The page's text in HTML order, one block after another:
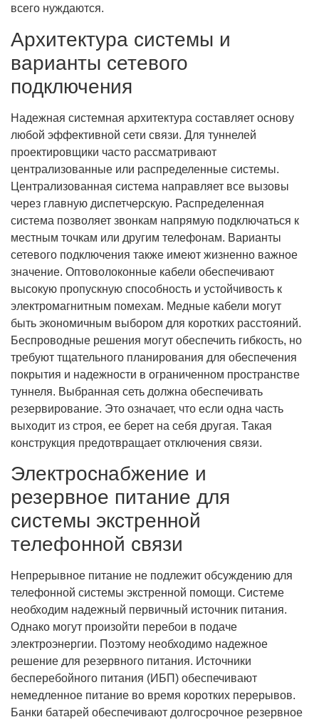
всего нуждаются.
Архитектура системы и
варианты сетевого
подключения
Надежная системная архитектура составляет основу
любой эффективной сети связи. Для туннелей
проектировщики часто рассматривают
централизованные или распределенные системы.
Централизованная система направляет все вызовы
через главную диспетчерскую. Распределенная
система позволяет звонкам напрямую подключаться к
местным точкам или другим телефонам. Варианты
сетевого подключения также имеют жизненно важное
значение. Оптоволоконные кабели обеспечивают
высокую пропускную способность и устойчивость к
электромагнитным помехам. Медные кабели могут
быть экономичным выбором для коротких расстояний.
Беспроводные решения могут обеспечить гибкость, но
требуют тщательного планирования для обеспечения
покрытия и надежности в ограниченном пространстве
туннеля. Выбранная сеть должна обеспечивать
резервирование. Это означает, что если одна часть
выходит из строя, ее берет на себя другая. Такая
конструкция предотвращает отключения связи.
Электроснабжение и
резервное питание для
системы экстренной
телефонной связи
Непрерывное питание не подлежит обсуждению для
телефонной системы экстренной помощи. Системе
необходим надежный первичный источник питания.
Однако могут произойти перебои в подаче
электроэнергии. Поэтому необходимо надежное
решение для резервного питания. Источники
бесперебойного питания (ИБП) обеспечивают
немедленное питание во время коротких перерывов.
Банки батарей обеспечивают долгосрочное резервное